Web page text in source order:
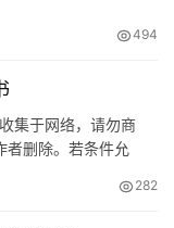
494
集于网络，请勿商
者删除。若条件允
系统。本文将详细
282